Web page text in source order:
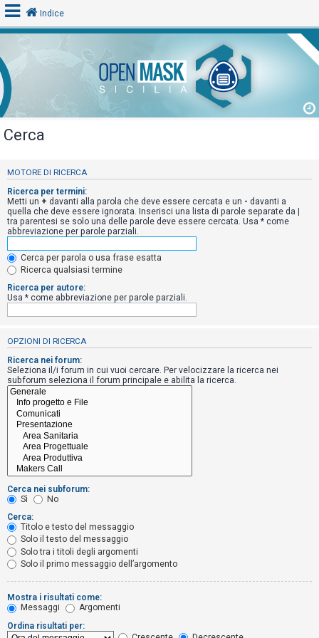
o
g
i
n
A
r
g
o
m
e
n
s
e
n
z
a
s
p
o
s
t
a
A
r
g
Indice
Cerca
MOTORE DI RICERCA
Ricerca per termini:
Metti un + davanti alla parola che deve essere cercata e un - davanti a
quella che deve essere ignorata. Inserisci una lista di parole separate da |
tra parentesi se solo una delle parole deve essere cercata. Usa * come
abbreviazione per parole parziali.
Cerca per parola o usa frase esatta
Ricerca qualsiasi termine
Ricerca per autore:
Usa * come abbreviazione per parole parziali.
OPZIONI DI RICERCA
Ricerca nei forum:
Seleziona il/i forum in cui vuoi cercare. Per velocizzare la ricerca nei
subforum seleziona il forum principale e abilita la ricerca.
Cerca nei subforum:
Sì
No
Cerca:
Titolo e testo del messaggio
Solo il testo del messaggio
Solo tra i titoli degli argomenti
Solo il primo messaggio dell’argomento
Mostra i risultati come:
Messaggi
Argomenti
Ordina risultati per: